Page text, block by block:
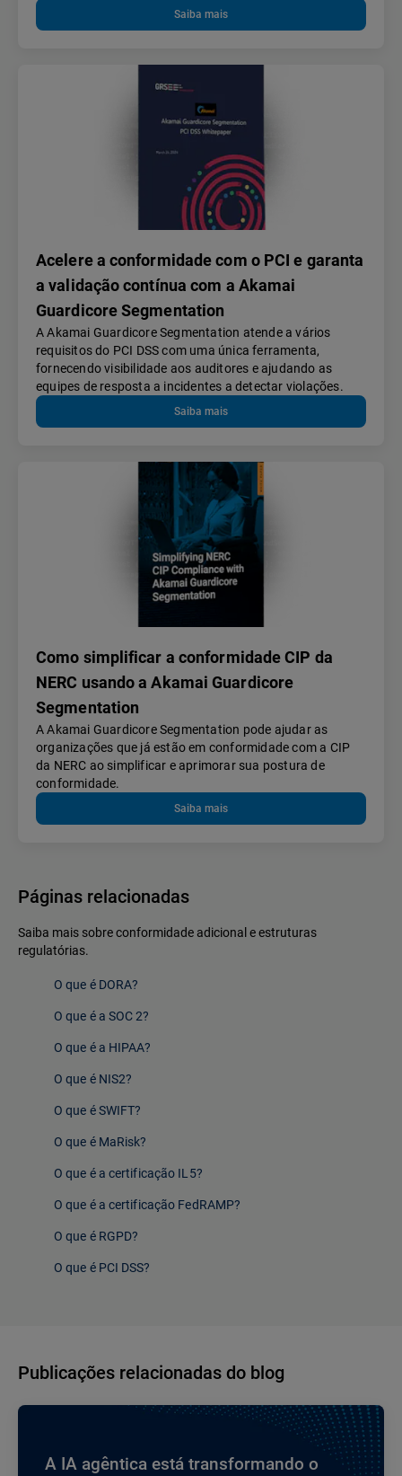
Saiba mais
Acelere a conformidade com o PCI e garanta
a validação contínua com a Akamai
Guardicore Segmentation
A Akamai Guardicore Segmentation atende a vários
requisitos do PCI DSS com uma única ferramenta,
fornecendo visibilidade aos auditores e ajudando as
equipes de resposta a incidentes a detectar violações.
Saiba mais
Como simplificar a conformidade CIP da
NERC usando a Akamai Guardicore
Segmentation
A Akamai Guardicore Segmentation pode ajudar as
organizações que já estão em conformidade com a CIP
da NERC ao simplificar e aprimorar sua postura de
conformidade.
Saiba mais
Páginas relacionadas
Saiba mais sobre conformidade adicional e estruturas
regulatórias.
O que é DORA?
O que é a SOC 2?
O que é a HIPAA?
O que é NIS2?
O que é SWIFT?
O que é MaRisk?
O que é a certificação IL5?
O que é a certificação FedRAMP?
O que é RGPD?
O que é PCI DSS?
Publicações relacionadas do blog
A IA agêntica está transformando o